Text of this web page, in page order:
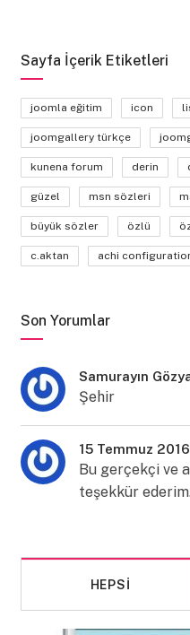
Sayfa İçerik Etiketleri
joomla eğitim icon
joomgallery türkçe
kunena forum derin
güzel msn sözleri
büyük sözler özlü
c.aktan achi
Son Yorumlar
Samurayın
Şehir
15 Temmuz
Bu gerçekçi ve
teşekkür
HEPSI